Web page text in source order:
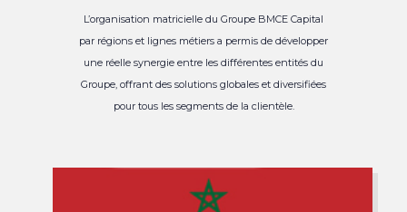
L’organisation matricielle du Groupe BMCE Capital
par régions et lignes métiers a permis de développer
une réelle synergie entre les différentes entités du
Groupe, offrant des solutions globales et diversifiées
pour tous les segments de la clientèle.